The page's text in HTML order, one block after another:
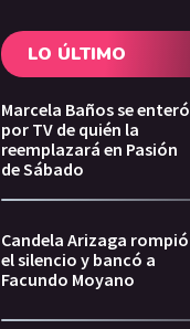
LO ÚLTIMO
Marcela Baños se enteró
por TV de quién la
reemplazará en Pasión
de Sábado
Candela Arizaga rompió
el silencio y bancó a
Facundo Moyano